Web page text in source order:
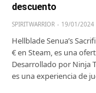
descuento
SPIRITWARRIOR 19/01/2024
Hellblade Senua’s
€ en Steam, es una
Desarrollado por Ninja
es una experiencia de